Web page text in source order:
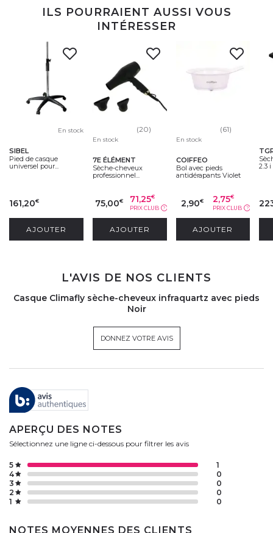
ILS POURRAIENT AUSSI VOUS
INTÉRESSER
En stock
SIBEL
Pied de casque
universel pour...
161,20€
AJOUTER
(20)
En stock
7E ÉLÉMENT
Sèche-cheveux
professionnel...
75,00€ 71,25€
PRIX CLUB ?
AJOUTER
(61)
En stock
COIFFEO
Bol avec pieds
antidérapants Violet
2,90€ 2,75€
PRIX CLUB ?
AJOUTER
2.3 i
L'AVIS DE NOS CLIENTS
Casque Climafly sèche-cheveux infraquartz avec pieds
Noir
DONNEZ VOTRE AVIS
APERÇU DES NOTES
Sélectionnez une ligne ci-dessous pour filtrer les avis
1 0
2 0
3 0
4 0
5 1
NOTES MOYENNES DES CLIENTS